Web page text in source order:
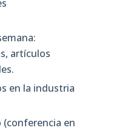
artículos
en la industria
(conferencia en